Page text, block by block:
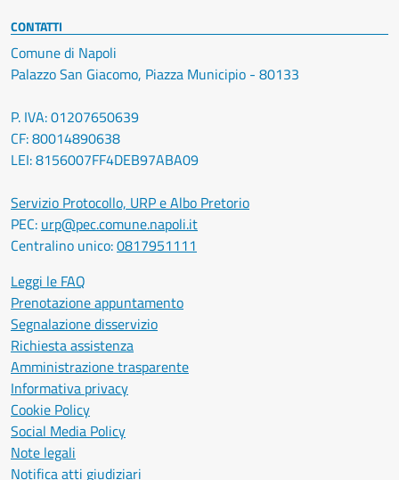
CONTATTI
Comune di Napoli
Palazzo San Giacomo, Piazza Municipio - 80133
P. IVA: 01207650639
CF: 80014890638
LEI: 8156007FF4DEB97ABA09
Servizio Protocollo, URP e Albo Pretorio
PEC: urp@pec.comune.napoli.it
Centralino unico:0817951111
Leggi le FAQ
Prenotazione appuntamento
Segnalazione disservizio
Richiesta assistenza
Amministrazione trasparente
Informativa privacy
Cookie Policy
Social Media Policy
Note legali
Notifica atti giudiziari